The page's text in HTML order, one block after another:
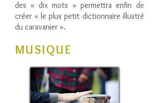
des « dix mots » permettra enfin de
créer « le plus petit dictionnaire illustré
du caravanier ».
MUSIQUE